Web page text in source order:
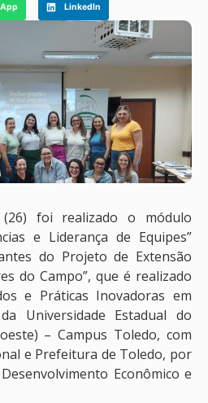
LinkedIn
(26) foi realizado o módulo
e Liderança de Equipes”
do Projeto de Extensão
do Campo”, que é realizado
e Práticas Inovadoras em
Universidade Estadual do
– Campus Toledo, com
e Prefeitura de Toledo, por
Econômico e